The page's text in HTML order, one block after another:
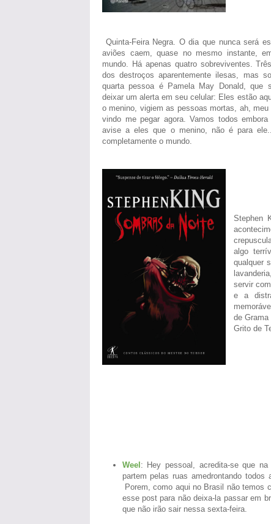
Quinta-Feira Negra. O dia que nunca será
aviões caem, quase no mesmo instante,
mundo. Há apenas quatro sobreviventes.
dos destroços aparentemente ilesas, mas
quarta pessoa é Pamela May Donald, que
deixar um alerta em seu celular: Eles estão
o menino, vigiem as pessoas mortas, ah,
vindo me pegar agora. Vamos todos
avise a eles que o menino, não é para
completamente o mundo.
Stephen
algo
qualquer
servir
e a
de
Grito de
Weel: Hey pessoal, acredita-se que
partem pelas ruas amedrontando
Porem, como aqui no Brasil não temos
esse post para não deixa-la passar em
que não irão sair nessa sexta-feira.